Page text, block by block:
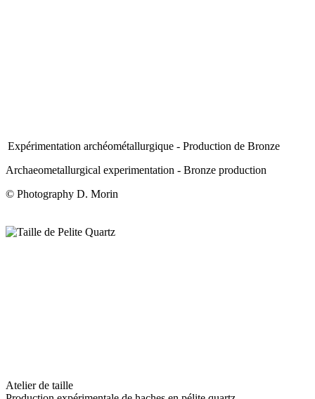
Expérimentation archéométallurgique - Production de Bronze
Archaeometallurgical experimentation - Bronze production
© Photography D. Morin
Atelier de taille